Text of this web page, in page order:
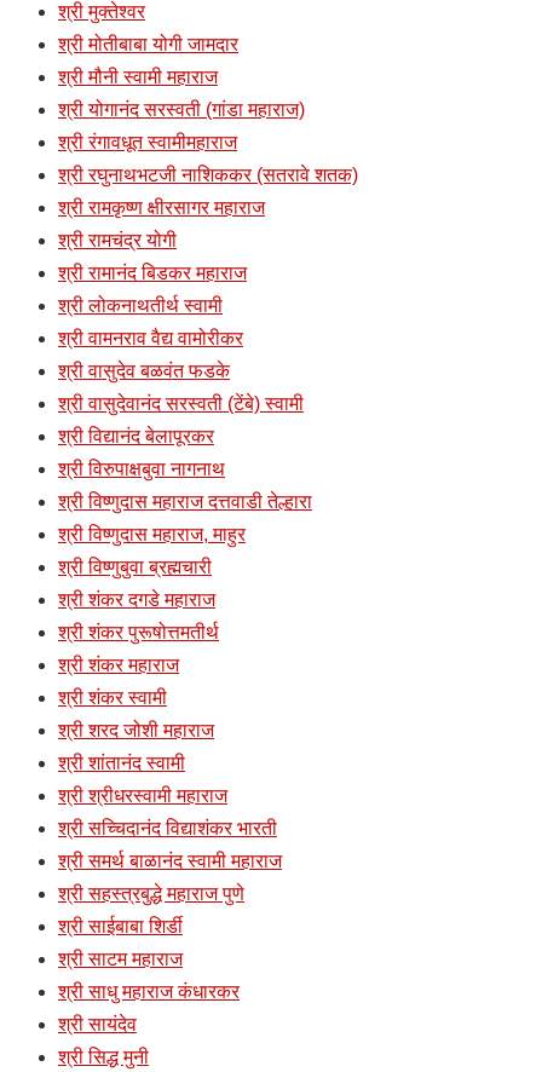
श्री मुक्तेश्वर
श्री मोतीबाबा योगी जामदार
श्री मौनी स्वामी महाराज
श्री योगानंद सरस्वती (गांडा महाराज)
श्री रंगावधूत स्वामीमहाराज
श्री रघुनाथभटजी नाशिककर (सतरावे शतक)
श्री रामकृष्ण क्षीरसागर महाराज
श्री रामचंद्र योगी
श्री रामानंद बिडकर महाराज
श्री लोकनाथतीर्थ स्वामी
श्री वामनराव वैद्य वामोरीकर
श्री वासुदेव बळवंत फडके
श्री वासुदेवानंद सरस्वती (टेंबे) स्वामी
श्री विद्यानंद बेलापूरकर
श्री विरुपाक्षबुवा नागनाथ
श्री विष्णुदास महाराज दत्तवाडी तेल्हारा
श्री विष्णुदास महाराज, माहुर
श्री विष्णुबुवा ब्रह्मचारी
श्री शंकर दगडे महाराज
श्री शंकर पुरूषोत्तमतीर्थ
श्री शंकर महाराज
श्री शंकर स्वामी
श्री शरद जोशी महाराज
श्री शांतानंद स्वामी
श्री श्रीधरस्वामी महाराज
श्री सच्चिदानंद विद्याशंकर भारती
श्री समर्थ बाळानंद स्वामी महाराज
श्री सहस्त्रबुद्धे महाराज पुणे
श्री साईबाबा शिर्डी
श्री साटम महाराज
श्री साधु महाराज कंधारकर
श्री सायंदेव
श्री सिद्ध मुनी